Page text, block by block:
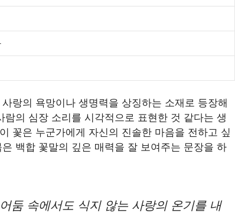
랑의 욕망이나 생명력을 상징하는 소재로 등장해
의 심장 소리를 시각적으로 표현한 것 같다는 생
꽃은 누군가에게 자신의 진솔한 마음을 전하고 싶
백합 꽃말의 깊은 매력을 잘 보여주는 문장을 하
둠 속에서도 식지 않는 사랑의 온기를 내